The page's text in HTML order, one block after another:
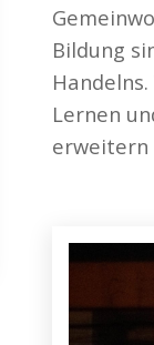
Bildung
Lernen
erweitern